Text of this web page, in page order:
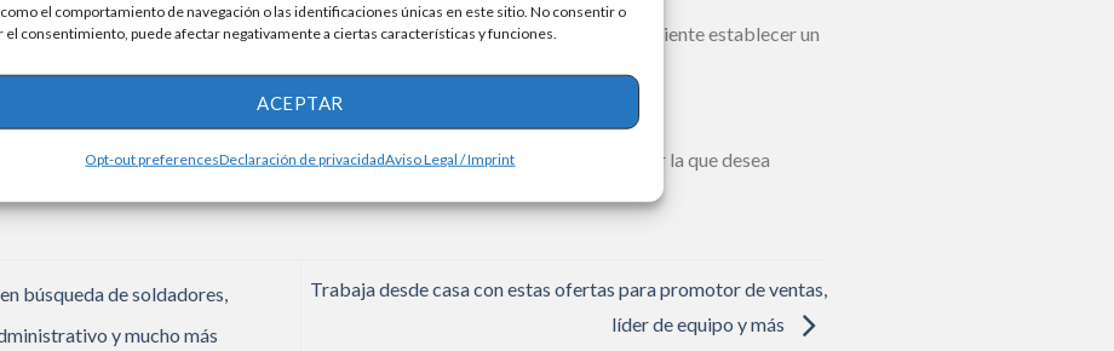
el comportamiento de navegación o las identificaciones únicas en este sitio. No consentir o
consentimiento, puede afectar negativamente a ciertas características y funciones.
ACEPTAR
Opt-out preferencesDeclaración de privacidadAviso Legal / Imprint
se presenta para que destaques tu carrera en el mercado laboral. Es conveniente establecer un
aspectos altos en su área de práctica.
puede surgir con la pregunta de por qué solicitó la vacante o la razón por la que desea
analizar si el candidato conoce la empresa y se encuentra dentro de la vacante.
búsqueda de soldadores,
y mucho más
Trabaja desde casa con estas ofertas para promotor de ventas,
líder de equipo y más